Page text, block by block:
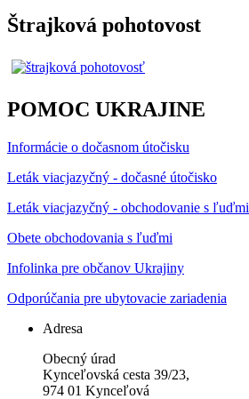
Štrajková pohotovost
POMOC UKRAJINE
Informácie o dočasnom útočisku
Leták viacjazyčný - dočasné útočisko
Leták viacjazyčný - obchodovanie s ľuďmi
Obete obchodovania s ľuďmi
Infolinka pre občanov Ukrajiny
Odporúčania pre ubytovacie zariadenia
Adresa
Obecný úrad
Kynceľovská cesta 39/23,
974 01 Kynceľová